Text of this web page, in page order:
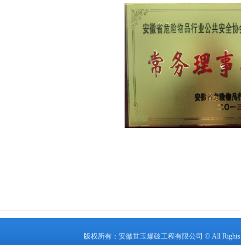
版权所有：安徽世玉爆破工程有限公司 © All